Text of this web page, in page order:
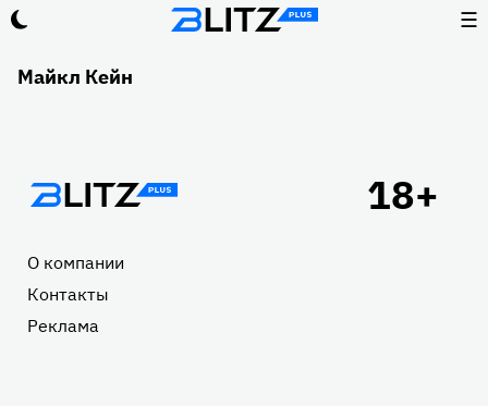
☰
Майкл Кейн
Подвал
О компании
Контакты
Реклама